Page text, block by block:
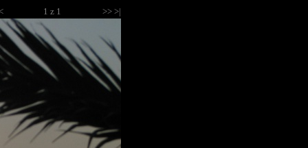
1 z 1 >> >|